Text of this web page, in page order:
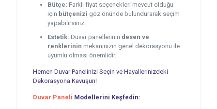
Bütçe: Farklı fiyat seçenekleri mevcut olduğu
için bütçenizi göz önünde bulundurarak seçim
yapabilirsiniz.
Estetik: Duvar panellerinin desen ve
renklerinin mekanınızın genel dekorasyonu ile
uyumlu olması önemlidir.
Hemen Duvar Panelinizi Seçin ve Hayallerinizdeki
Dekorasyona Kavuşun!
Duvar Paneli Modellerini Keşfedin: